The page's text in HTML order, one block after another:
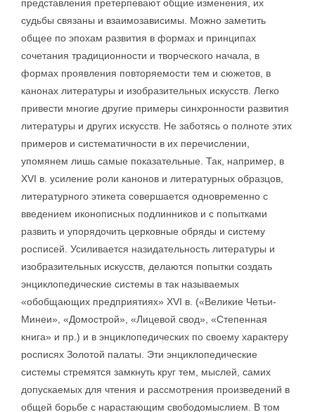
представления претерпевают общие изменения, их
судьбы связаны и взаимозависимы. Можно заметить
общее по эпохам развития в формах и принципах
сочетания традиционности и творческого начала, в
формах проявления повторяемости тем и сюжетов, в
канонах литературы и изобразительных искусств. Легко
привести многие другие примеры синхронности развития
литературы и других искусств. Не заботясь о полноте этих
примеров и систематичности в их перечислении,
упомянем лишь самые показательные. Так, например, в
XVI в. усиление роли канонов и литературных образцов,
литературного этикета совершается одновременно с
введением иконописных подлинников и с попытками
развить и упорядочить церковные обряды и систему
росписей. Усиливается назидательность литературы и
изобразительных искусств, делаются попытки создать
энциклопедические системы в так называемых
«обобщающих предприятиях» XVI в. («Великие Четьи-
Минеи», «Домострой», «Лицевой свод», «Степенная
книга» и пр.) и в энциклопедических по своему характеру
росписях Золотой палаты. Эти энциклопедические
системы стремятся замкнуть круг тем, мыслей, самих
допускаемых для чтения и рассмотрения произведений в
общей борьбе с нарастающим свободомыслием. В том